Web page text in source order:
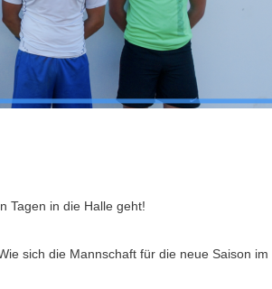
Tagen in die Halle geht!
sich die Mannschaft für die neue Saison im